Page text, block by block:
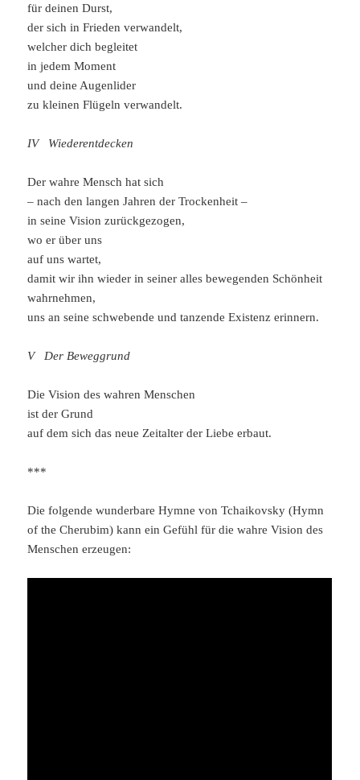
für deinen Durst,
der sich in Frieden verwandelt,
welcher dich begleitet
in jedem Moment
und deine Augenlider
zu kleinen Flügeln verwandelt.
IV Wiederentdecken
Der wahre Mensch hat sich
– nach den langen Jahren der Trockenheit –
in seine Vision zurückgezogen,
wo er über uns
auf uns wartet,
damit wir ihn wieder in seiner alles bewegenden Schönheit
wahrnehmen,
uns an seine schwebende und tanzende Existenz erinnern.
V Der Beweggrund
Die Vision des wahren Menschen
ist der Grund
auf dem sich das neue Zeitalter der Liebe erbaut.
***
Die folgende wunderbare Hymne von Tchaikovsky (Hymn
of the Cherubim) kann ein Gefühl für die wahre Vision des
Menschen erzeugen: